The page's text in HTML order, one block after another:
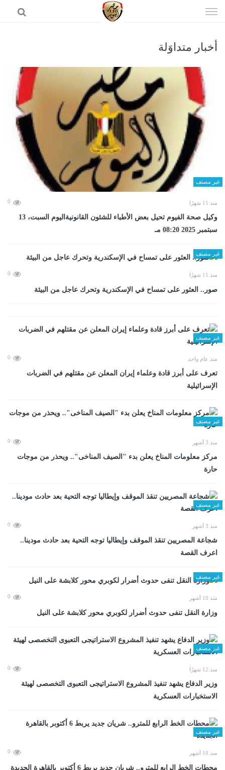
الى
أخبار متداوَلة
غير مصنف
منذ 11 شهرًا 0
وكيل صحة الفيوم تحيل بعض الأطباء للشئون القانونيةاليوم السبت، 13
سبتمبر 2025 08:20 مـ
غير مصنف
منذ 11 شهرًا 0
صور.. العثور على تمساح في الإسكندرية وتحرك عاجل من البيئة
غير مصنف
منذ عام واحد 0
تعرف على أبرز قادة وعلماء إيران المعلن عن مقتلهم في الضربات
الإسرائيلية
غير مصنف
منذ 3 أشهر 0
مركز معلومات المناخ يعلن بدء "الصيف المناخى".. ويحذر من موجات
حارة
غير مصنف
منذ 3 أشهر 0
شجاعة المصريين تنقذ الموقف وإيطاليا توجه التحية بعد حادث مودينا..
اعرف القصة
غير مصنف
منذ 10 أشهر 0
وزارة النقل تنفى حدوث أضرار لكوبري محور كلابشة على النيل
غير مصنف
منذ 12 شهرًا 0
وزير الدفاع يشهد تنفيذ المشروع الاستراتيجى التعبوى التخصصى لهيئة
الاستخبارات العسكرية
غير مصنف
منذ 10 أشهر 0
محطات الخط الرابع للمترو.. شريان جديد يربط 6 أكتوبر بالقاهرة الجديدة